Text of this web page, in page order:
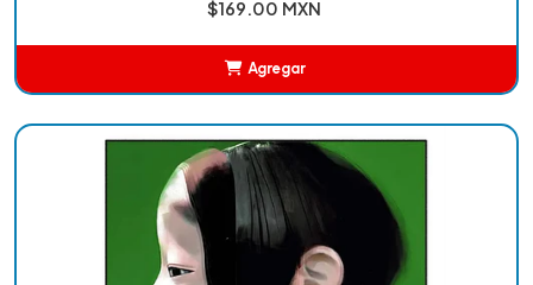
$169.00 MXN
Agregar